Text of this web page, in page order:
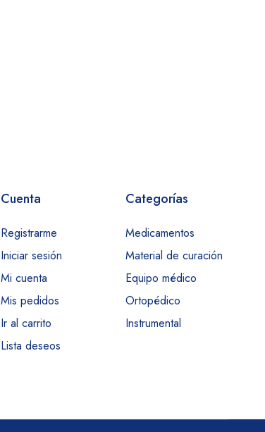
Cuenta
Registrarme
Iniciar sesión
Mi cuenta
Mis pedidos
Ir al carrito
Lista deseos
Categorías
Medicamentos
Material de curación
Equipo médico
Ortopédico
Instrumental